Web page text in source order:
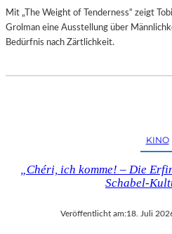
Mit „The Weight of Tenderness“ zeigt
Grolman eine Ausstellung über
Bedürfnis nach Zärtlichkeit.
KINO
„Chéri, ich komme! – Die
Schabel-
Veröffentlicht am:18. Juli